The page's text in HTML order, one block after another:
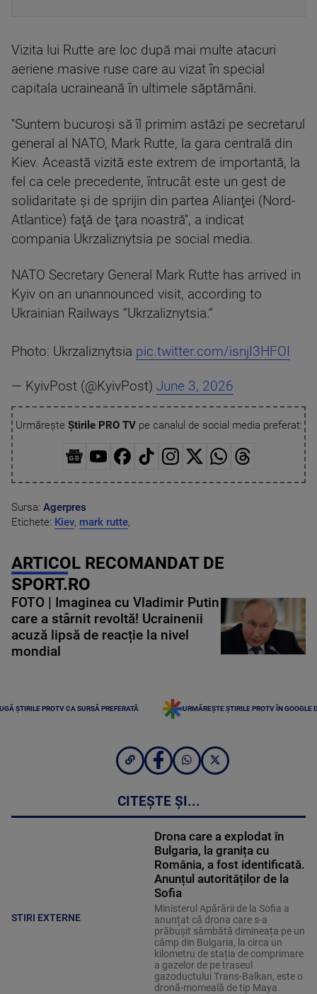
Vizita lui Rutte are loc după mai multe atacuri
aeriene masive ruse care au vizat în special
capitala ucraineană în ultimele săptămâni.
''Suntem bucuroşi să îl primim astăzi pe secretarul
general al NATO, Mark Rutte, la gara centrală din
Kiev. Această vizită este extrem de importantă, la
fel ca cele precedente, întrucât este un gest de
solidaritate şi de sprijin din partea Alianţei (Nord-
Atlantice) faţă de ţara noastră'', a indicat
compania Ukrzaliznytsia pe social media.
NATO Secretary General Mark Rutte has arrived in
Kyiv on an unannounced visit, according to
Ukrainian Railways “Ukrzaliznytsia.“
Photo: Ukrzaliznytsia pic.twitter.com/isnjI3HFOI
— KyivPost (@KyivPost) June 3, 2026
Urmărește Știrile PRO TVpe canalul de social media preferat:
Sursa: Agerpres
Etichete: Kiev, mark rutte,
ARTICOL RECOMANDAT DE
SPORT.RO
FOTO | Imaginea cu Vladimir Putin
care a stârnit revoltă! Ucrainenii
acuză lipsă de reacție la nivel
mondial
ȘTIRILE PROTV CA SURSĂ PREFERATĂ URMĂREȘTE ȘTIRILE PROTV ÎN GOOGLE
CITEȘTE ȘI...
STIRI EXTERNE
Drona care a explodat în
Bulgaria, la granița cu
România, a fost identificată.
Anunțul autorităților de la
Sofia
Ministerul Apărării de la Sofia a
anunțat că drona care s-a
prăbușit sâmbătă dimineața pe un
câmp din Bulgaria, la circa un
kilometru de stația de comprimare
a gazelor de pe traseul
gazoductului Trans-Balkan, este o
dronă-momeală de tip Maya.